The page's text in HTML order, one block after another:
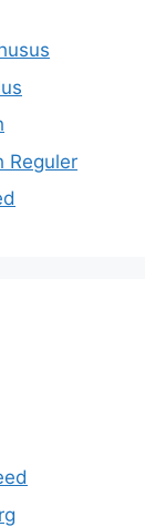
Reguler